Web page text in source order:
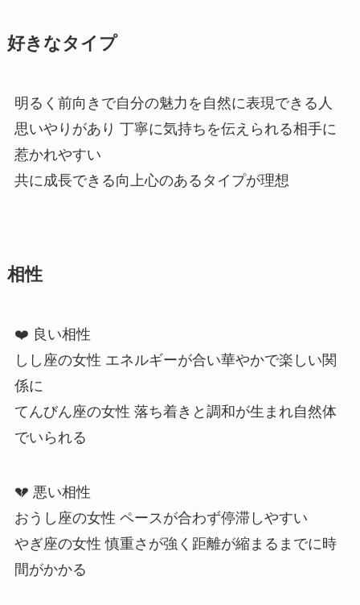
好きなタイプ
明るく前向きで自分の魅力を自然に表現できる人
思いやりがあり 丁寧に気持ちを伝えられる相手に
惹かれやすい
共に成長できる向上心のあるタイプが理想
相性
❤️ 良い相性
しし座の女性 エネルギーが合い華やかで楽しい関
係に
てんびん座の女性 落ち着きと調和が生まれ自然体
でいられる
💔 悪い相性
おうし座の女性 ペースが合わず停滞しやすい
やぎ座の女性 慎重さが強く距離が縮まるまでに時
間がかかる